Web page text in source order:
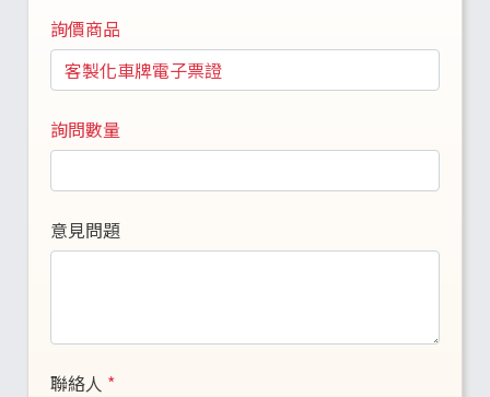
詢價商品
詢問數量
意見問題
聯絡人 *